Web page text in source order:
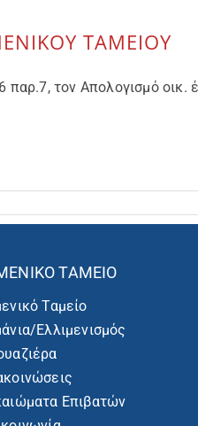
ΤΑΜΕΙΟΥ
τον Απολογισμό οικ.
ΤΑΜΕΊΟ
Ταμείο
Ελλιμενισμός
Επιβατών